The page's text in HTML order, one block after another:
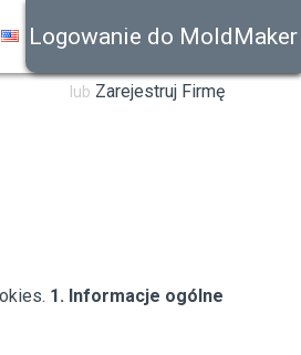
Logowanie do MoldMaker
lub Zarejestruj Firmę
1. Informacje ogólne